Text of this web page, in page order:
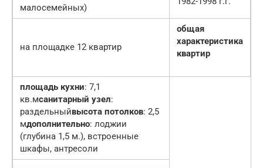
малосемейных)
на площадке 12 квартир
общая
характеристика
квартир
площадь кухни: 7,1
кв.мсанитарный узел:
раздельныйвысота потолков: 2,5
мдополнительно: лоджии
(глубина 1,5 м.), встроенные
шкафы, антресоли